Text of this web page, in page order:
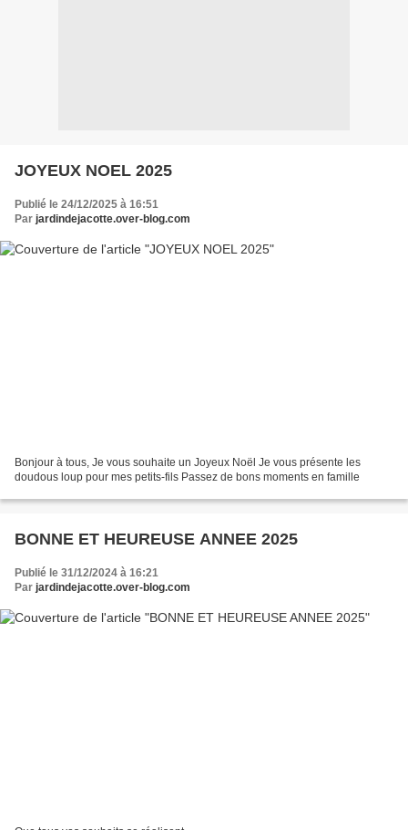
JOYEUX NOEL 2025
Publié le 24/12/2025 à 16:51
Par jardindejacotte.over-blog.com
Bonjour à tous, Je vous souhaite un Joyeux Noël Je vous présente les
doudous loup pour mes petits-fils Passez de bons moments en famille
BONNE ET HEUREUSE ANNEE 2025
Publié le 31/12/2024 à 16:21
Par jardindejacotte.over-blog.com